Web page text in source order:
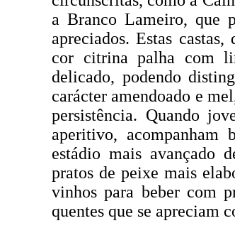
a Branco Lameiro, que
apreciados. Estas
cor citrina palha com
delicado, podendo
carácter amendoado e
persistência. Quando
aperitivo, acompanham
estádio mais avançado
pratos de peixe mais
vinhos para beber com
quentes que se apreciam